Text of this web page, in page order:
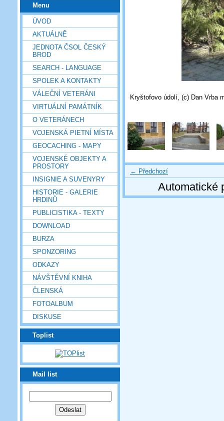
Menu
ÚVOD
AKTUÁLNĚ
JEDNOTA ČSOL ČESKÝ
BROD
SEARCH - LANGUAGE
SPOLEK A KONTAKTY
VÁLEČNÍ VETERÁNI
VIRTUÁLNÍ PAMÁTNÍK
O VETERÁNECH
VOJENSKÁ PIETNÍ MÍSTA
GEOCACHING - MAPY
VOJENSKÉ OBJEKTY A
PROSTORY
INSIGNIE A SUVENYRY
HISTORIE - GALERIE
HRDINŮ
PUBLICISTIKA - TEXTY
DOWNLOAD
BURZA
SPONZORING
ODKAZY
NÁVŠTĚVNÍ KNIHA
ČLENSKÁ
FOTOALBUM
DISKUSE
Toplist
Mail list
Kryštofovo údolí, (c) Dan Vrba
← Předchozí
Automatické